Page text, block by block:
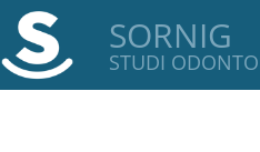
SORNIG
STUDI